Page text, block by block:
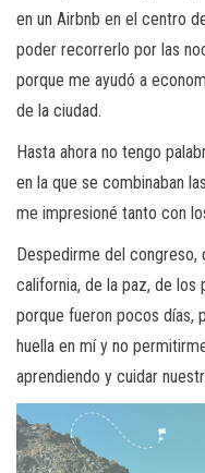
en un Airbnb en el centro
poder recorrerlo por las
porque me ayudó a
de la ciudad.
Hasta ahora no tengo
en la que se combinaban
me impresioné tanto con
Despedirme del congreso,
california, de la paz, de los
porque fueron pocos días,
huella en mí y no
aprendiendo y cuidar